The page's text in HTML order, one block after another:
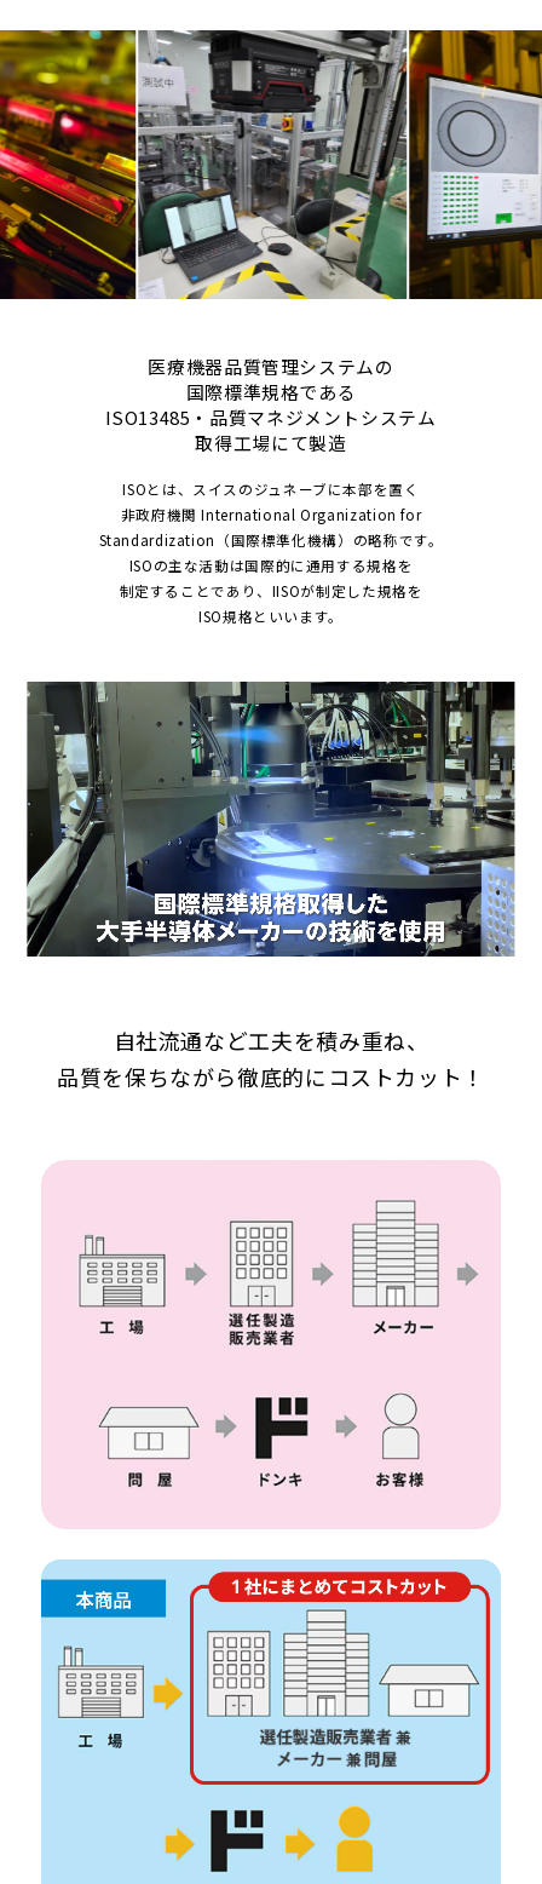
医療機器品質管理システムの
国際標準規格である
ISO13485・品質マネジメントシステム
取得工場にて製造
ISOとは、スイスのジュネーブに本部を置く
非政府機関 InternationalOrganization for
Standardization（国際標準化機構）の略称です。
ISOの主な活動は国際的に通用する規格を
制定することであり、 IISOが制定した規格を
ISO規格といいます。
自社流通など工夫を積み重ね、
品質を保ちながら徹底的にコストカット！